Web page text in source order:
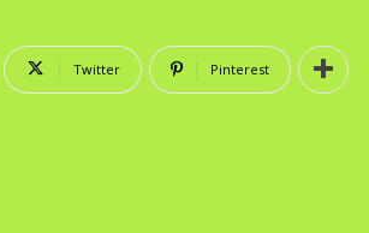
Twitter Pinterest